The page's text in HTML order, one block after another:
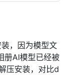
，因为模型文
册AI模型已经被
压安装，对比d